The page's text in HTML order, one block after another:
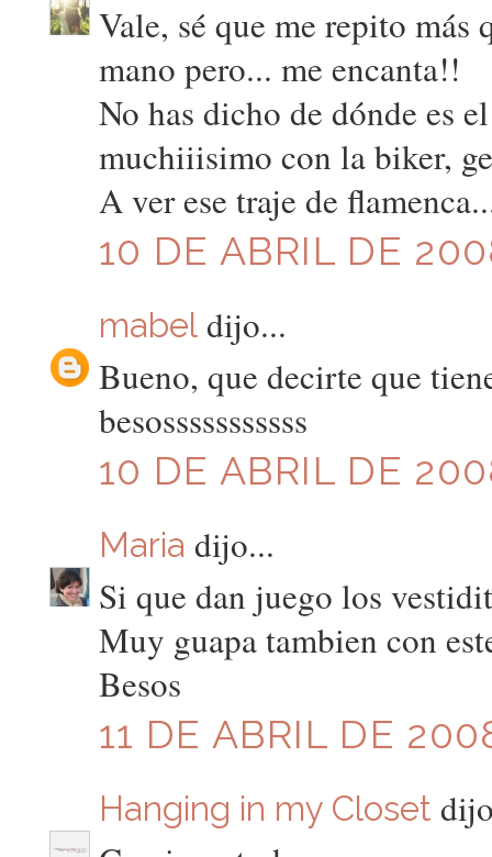
Vale, sé que me repito más
mano pero... me encanta!!
No has dicho de dónde es
muchiiisimo con la biker,
A ver ese traje de
10 DE ABRIL DE
mabeldijo...
Bueno, que decirte que
besosssssssssss
10 DE ABRIL DE
Maria dijo...
Si que dan juego los
Muy guapa tambien con
Besos
11 DE ABRIL DE
Hanging in my Closet